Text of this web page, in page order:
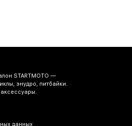
STARTMOTO —
энудро, питбайки.
данных